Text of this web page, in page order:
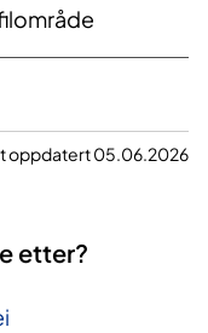
oppdatert 05.06.2026
etter?